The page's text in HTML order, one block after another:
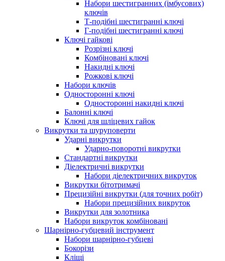
Набори шестигранних (імбусових)
ключів
Т-подібні шестигранні ключі
Г-подібні шестигранні ключі
Ключі гайкові
Розрізні ключі
Комбіновані ключі
Накидні ключі
Рожкові ключі
Набори ключів
Односторонні ключі
Односторонні накидні ключі
Балонні ключі
Ключі для шліцевих гайок
Викрутки та шуруповерти
Ударні викрутки
Ударно-поворотні викрутки
Стандартні викрутки
Діелектричні викрутки
Набори діелектричних викруток
Викрутки бітотримачі
Прецизійні викрутки (для точних робіт)
Набори прецизійних викруток
Викрутки для золотника
Набори викруток комбіновані
Шарнірно-губцевий інструмент
Набори шарнірно-губцеві
Бокорізи
Кліщі